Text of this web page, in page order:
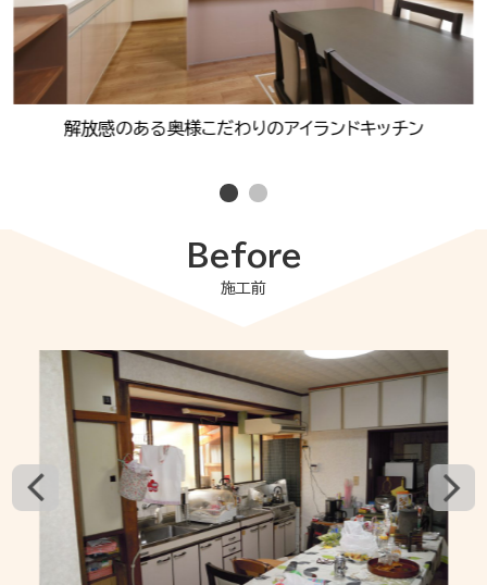
解放感のある奥様こだわりのアイランドキッチン
Before
施工前